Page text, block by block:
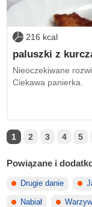
216 kcal
paluszki z
Nieoczekiwane
Ciekawa panierka.
1 2 3 4 5
Powiązane i
Drugie danie
Nabiał